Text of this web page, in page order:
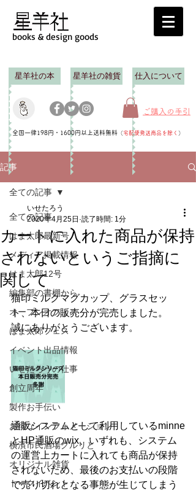
books & design goods
星羊社の本 星羊社の雑貨 仕入について
ご購入の手引
全国一律198円・1600円以上送料無料 （宅配便発送商品を除く ）
記事
全ての記事
はま太郎最新号
メディア掲載情報
はま太郎12号
編集部の書棚から
オープンオフィス
はま太郎フェス
イベント出品情報
いせたろうの仕事
創立周年
製作お手伝い
お得なインフォメーション
横濱市民酒場グルリと
オリジナル雑貨
トークイベント
全ての記事
カートに入れた商品が保持
されないというご指摘に
関して
いせたろう
2020年4月25日 読了時間: 1分
猫印ミルクマグカップ、グラスセッ
ト、本日の販売分が完売しました。
誠にありがとうございます。
通販システムとして利用しているminne
とHP通販のwix、いずれも、システム
の運営上カートに入れても商品が保持
されないため、最後のお支払いの段階
で売り切れとなる事態が生じてしまう